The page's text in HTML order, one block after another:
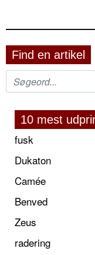
Find en artikel
10 mest
fusk
Dukaton
Camée
Benved
Zeus
radering